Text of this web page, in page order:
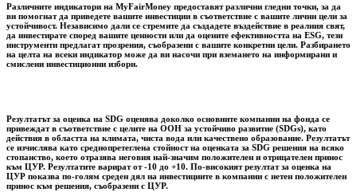
Различните индикатори на MyFairMoney предоставят различни гледни точки, за да
ви помогнат да приведете вашите инвестиции в съответствие с вашите лични цели за
устойчивост. Независимо дали се стремите да създадете въздействие в реалния свят,
да инвестирате според вашите ценности или да оцените ефективността на ESG, тези
инструменти предлагат прозрения, съобразени с вашите конкретни цели. Разбирането
на целта на всеки индикатор може да ви насочи при вземането на информирани и
смислени инвестиционни избори.
Резултатът за оценка на SDG оценява доколко основните компании на фонда се
привеждат в съответствие с целите на ООН за устойчиво развитие (SDGs), като
действия в областта на климата, чиста вода или качествено образование. Резултатът
се изчислява като среднопретеглена стойност на оценката за SDG решения на всяко
стопанство, което отразява неговия най-значим положителен и отрицателен принос
към ЦУР. Резултатите варират от -10 до +10. По-високият резултат за оценка на
ЦУР показва по-голям среден дял на инвестициите в компании с нетен положителен
принос към решения, съобразени с ЦУР.